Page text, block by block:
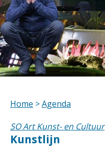
Home >Agenda
SO Art Kunst- en Cultuur
Kunstlijn